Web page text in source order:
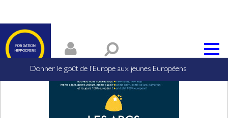
Donner le goût de l’Europe aux jeunes Européens